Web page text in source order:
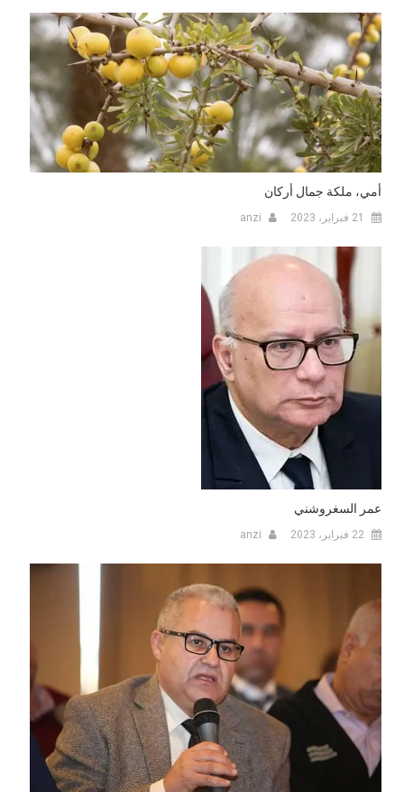
أمي، ملكة جمال أركان
21 فبراير، 2023 anzi
عمر السغروشني
22 فبراير، 2023 anzi